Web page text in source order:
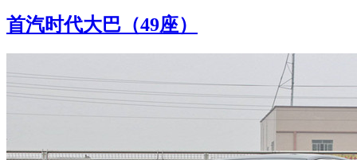
首汽时代大巴（49座）